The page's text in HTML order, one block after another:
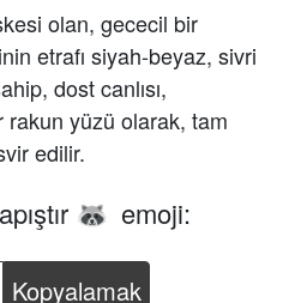
olan, gececil bir
etrafı siyah-beyaz, sivri
dost canlısı,
yüzü olarak, tam
edilir.
🦝 emoji:
Kopyalamak